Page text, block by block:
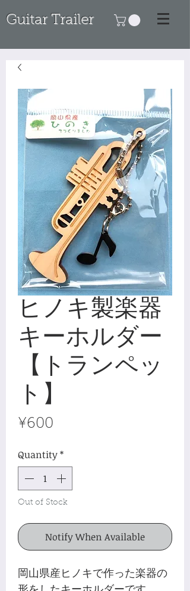
Guitar Trailer
ヒノキ製楽器
キーホルダー
【トランペッ
ト】
¥600
Quantity*
Out of Stock
Notify When Available
岡山県産ヒノキで作った楽器の